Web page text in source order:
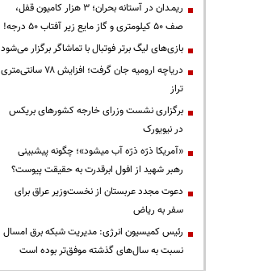
ریمـدان در آستانه بحران؛ ۳ هزار کامیون قفل،
صف ۵۰ کیلومتری و گاز مایع زیر آفتاب ۵۰ درجه!
بازی‌های لیگ برتر فوتبال با تماشاگر برگزار می‌شود
دریاچه ارومیه جان گرفت؛ افزایش ۷۸ سانتی‌متری
تراز
برگزاری نشست وزرای خارجه کشورهای بریکس
در نیویورک
«آمریکا ذرّه ذرّه آب میشود»؛ چگونه پیشبینی
رهبر شهید از افول ابرقدرت به حقیقت پیوست؟
دعوت مجدد عربستان از نخست‌وزیر عراق برای
سفر به ریاض
رئیس کمیسیون انرژی: مدیریت شبکه برق امسال
نسبت به سال‌های گذشته موفق‌تر بوده است